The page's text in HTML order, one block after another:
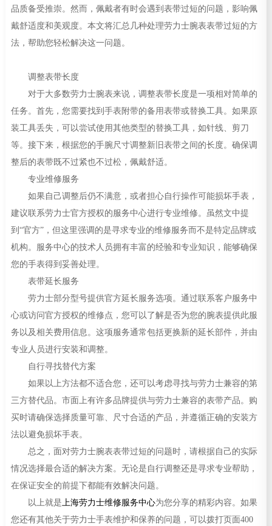
品质备受推崇。然而，佩戴者有时会遇到表带过短的问题，影响佩
戴舒适度和美观度。本文将汇总几种处理劳力士腕表表带过短的方
法，帮助您轻松解决这一问题。
调整表带长度
对于大多数劳力士腕表来说，调整表带长度是一项相对简单的
任务。首先，您需要找到手表附带的备用表带或替换工具。如果原
装工具丢失，可以尝试使用其他类型的替换工具，如针线、剪刀
等。接下来，根据您的手腕尺寸调整新旧表带之间的长度。确保调
整后的表带既不过紧也不过松，佩戴舒适。
专业维修服务
如果自己调整后仍不满意，或者担心自行操作可能损坏手表，
建议联系劳力士官方授权的服务中心进行专业维修。虽然文中提
到“官方”，但这里强调的是寻求专业的维修服务而不是特定品牌或
机构。服务中心的技术人员拥有丰富的经验和专业知识，能够确保
您的手表得到妥善处理。
表带延长服务
劳力士部分型号提供官方延长服务选项。通过联系客户服务中
心或访问官方授权的维修点，您可以了解是否为您的腕表提供此服
务以及相关费用信息。这项服务通常包括更换新的延长部件，并由
专业人员进行安装和调整。
自行寻找替代方案
如果以上方法都不适合您，还可以考虑寻找与劳力士兼容的第
三方替代品。市面上有许多品牌提供与劳力士兼容的表带产品。购
买时请确保选择质量可靠、尺寸合适的产品，并遵循正确的安装方
法以避免损坏手表。
总之，面对劳力士腕表表带过短的问题时，请根据自己的实际
情况选择最合适的解决方案。无论是自行调整还是寻求专业帮助，
在保证安全的前提下都能有效解决问题。
以上就是上海劳力士维修服务中心为您分享的精彩内容。如果
您还有其他关于劳力士手表维护和保养的问题，可以拨打页面400